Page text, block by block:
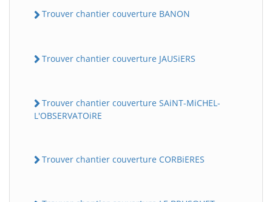
Trouver chantier couverture BANON
Trouver chantier couverture JAUSiERS
Trouver chantier couverture SAiNT-MiCHEL-
L'OBSERVATOiRE
Trouver chantier couverture CORBiERES